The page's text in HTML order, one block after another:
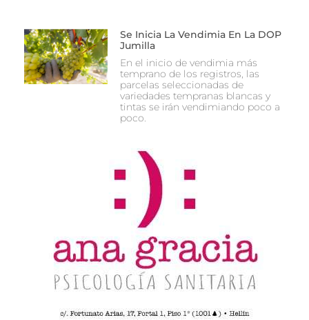
Se Inicia La Vendimia En La DOP
Jumilla
En el inicio de vendimia más
temprano de los registros, las
parcelas seleccionadas de
variedades tempranas blancas y
tintas se irán vendimiando poco a
poco.